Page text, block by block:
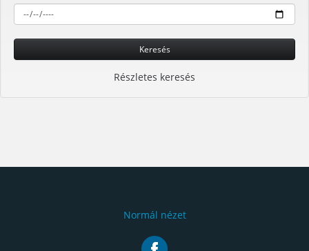
Keresés
Részletes keresés
Normál nézet